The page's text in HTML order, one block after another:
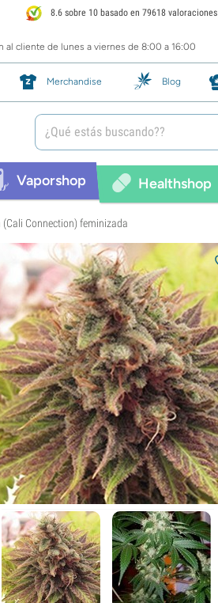
8.6 sobre 10 basado en 79618 valoraciones
al cliente de lunes a viernes de 8:00 a 16:00
Merchandise Blog
Vaporshop Healthshop
(Cali Connection) feminizada